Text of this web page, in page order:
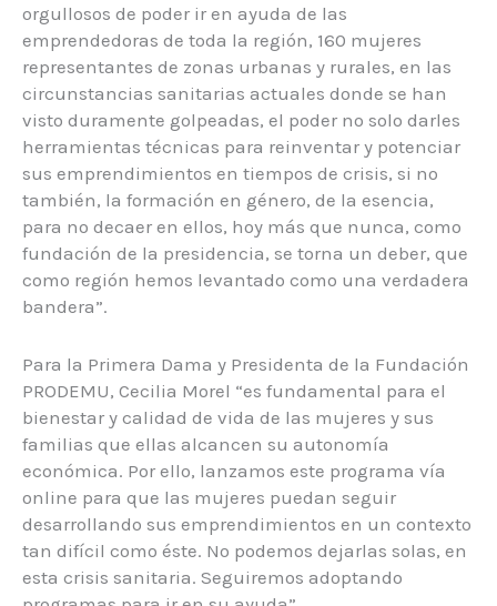
orgullosos de poder ir en ayuda de las
emprendedoras de toda la región, 160 mujeres
representantes de zonas urbanas y rurales, en las
circunstancias sanitarias actuales donde se han
visto duramente golpeadas, el poder no solo darles
herramientas técnicas para reinventar y potenciar
sus emprendimientos en tiempos de crisis, si no
también, la formación en género, de la esencia,
para no decaer en ellos, hoy más que nunca, como
fundación de la presidencia, se torna un deber, que
como región hemos levantado como una verdadera
bandera”.
Para la Primera Dama y Presidenta de la Fundación
PRODEMU, Cecilia Morel “es fundamental para el
bienestar y calidad de vida de las mujeres y sus
familias que ellas alcancen su autonomía
económica. Por ello, lanzamos este programa vía
online para que las mujeres puedan seguir
desarrollando sus emprendimientos en un contexto
tan difícil como éste. No podemos dejarlas solas, en
esta crisis sanitaria. Seguiremos adoptando